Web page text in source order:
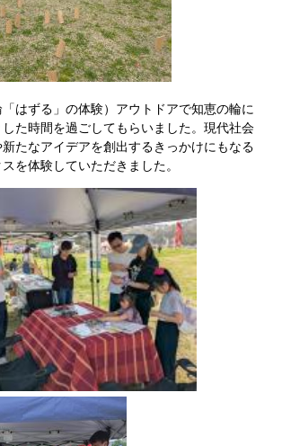
「はずる」の体験）アウトドアで知恵の輪に
た時間を過ごしてもらいました。現代社会
たなアイデアを創出するきっかけにもなる
を体験していただきました。